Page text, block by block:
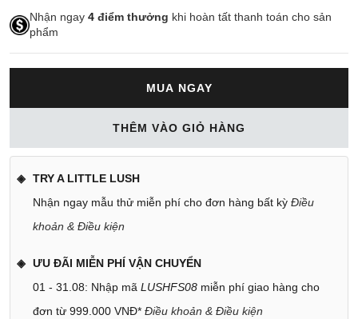
Nhận ngay 4 điểm thưởng khi hoàn tất thanh toán cho sản
phẩm
MUA NGAY
THÊM VÀO GIỎ HÀNG
TRY A LITTLE LUSH
Nhận ngay mẫu thử miễn phí cho đơn hàng bất kỳ Điều
khoản & Điều kiện
ƯU ĐÃI MIỄN PHÍ VẬN CHUYỂN
01 - 31.08: Nhập mã LUSHFS08 miễn phí giao hàng cho
đơn từ 999.000 VNĐ* Điều khoản & Điều kiện